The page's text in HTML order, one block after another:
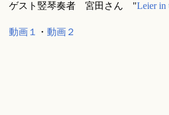
ゲスト竪琴奏者 宮田さん "Leier in
動画１ ・ 動画２